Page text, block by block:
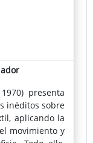
presenta
inéditos sobre
aplicando la
movimiento y